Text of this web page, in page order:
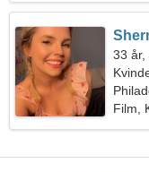
33 år,
Film,